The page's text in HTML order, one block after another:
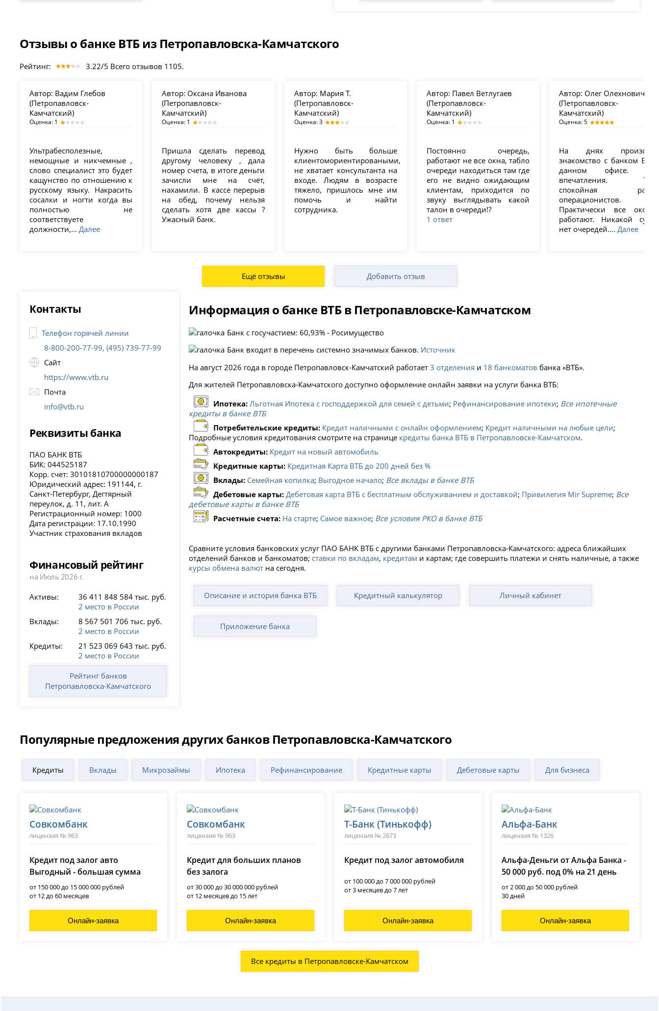
Отзывы о банке ВТБ из Петропавловска-Камчатского
Рейтинг: 3.22/5 Всего отзывов 1105.
Автор: Вадим Глебов
(Петропавловск-
Камчатский)
Оценка: 1
Ультрабесполезные,
немощные и никчемные ,
слово специалист это будет
кащунство по отношению к
русскому языку. Накрасить
сосалки и ногти когда вы
полностью не
соответствуете
должности,...Далее
Автор: Оксана Иванова
(Петропавловск-
Камчатский)
Оценка: 1
Пришла сделать перевод
другому человеку , дала
номер счета, в итоге деньги
зачисли мне на счёт,
нахамили. В кассе перерыв
на обед, почему нельзя
сделать хотя две кассы ?
Ужасный банк.
Автор: Мария Т.
(Петропавловск-
Камчатский)
Оценка: 3
Нужно быть больше
клиентомориентироваными,
не хватает консультанта на
входе. Людям в возрасте
тяжело, пришлось мне им
помочь и найти
сотрудника.
Автор: Павел Ветлугаев
(Петропавловск-
Камчатский)
Оценка: 1
Постоянно очередь,
работают не все окна, табло
очереди находиться там где
его не видно ожидающим
клиентам, приходится по
звуку выглядывать какой
талон в очереди!?
1 ответ
Автор: Олег Олехнович
(Петропавловск-
Камчатский)
Оценка: 5
На днях
знакомство с банком ВТБ
данном офисе.
впечатления.
спокойная
операционистов.
Практически все
работают. Никакой
нет очередей....Далее
Ещё отзывы Добавить отзыв
Контакты
Телефон горячей линии
8-800-200-77-99, (495) 739-77-99
Сайт
https://www.vtb.ru
Почта
info@vtb.ru
Реквизиты банка
ПАО БАНК ВТБ
БИК: 044525187
Корр. счет: 30101810700000000187
Юридический адрес: 191144, г.
Санкт-Петербург, Дегтярный
переулок, д. 11, лит. А
Регистрационный номер: 1000
Дата регистрации: 17.10.1990
Участник страхования вкладов
Финансовый рейтинг
на Июль 2026 г.
Активы:
36 411 848 584 тыс. руб.
2 место в России
Вклады:
8 567 501 706 тыс. руб.
2 место в России
Кредиты:
21 523 069 643 тыс. руб.
2 место в России
Рейтинг банков
Петропавловска-Камчатского
Информация о банке ВТБ в Петропавловске-Камчатском
Банк с госучастием: 60,93% - Росимущество
Банк входит в перечень системно значимых банков. Источник
На август 2026 года в городе Петропавловск-Камчатский работает3 отделения и 18 банкоматов банка «ВТБ».
Для жителей Петропавловска-Камчатского доступно оформление онлайн заявки на услуги банка ВТБ:
Ипотека:Льготная Ипотека с господдержкой для семей с детьми; Рефинансирование ипотеки; Все ипотечные
кредиты в банке ВТБ
Потребительские кредиты: Кредит наличными с онлайн оформлением; Кредит наличными на любые цели;
Подробные условия кредитования смотрите на странице кредиты банка ВТБ в Петропавловске-Камчатском.
Автокредиты: Кредит на новый автомобиль
Кредитные карты: Кредитная Карта ВТБ до 200 дней без %
Вклады: Семейная копилка; Выгодное начало; Все вклады в банке ВТБ
Дебетовые карты:Дебетовая карта ВТБ с бесплатным обслуживанием и доставкой; Привилегия Mir Supreme; Все
дебетовые карты в банке ВТБ
Расчетные счета: На старте; Самое важное; Все условия РКО в банке ВТБ
Сравните условия банковских услуг ПАО БАНК ВТБ с другими банками Петропавловска-Камчатского: адреса ближайших
отделений банков и банкоматов; ставки по вкладам, кредитам и картам; где совершить платежи и снять наличные, а также
курсы обмена валют на сегодня.
Описание и история банка ВТБ Кредитный калькулятор Личный кабинет
Приложение банка
Популярные предложения других банков Петропавловска-Камчатского
Кредиты Вклады Микрозаймы Ипотека Рефинансирование Кредитные карты Дебетовые карты Для бизнеса
Совкомбанк
лицензия № 963
Кредит под залог авто
Выгодный - большая сумма
от 150 000 до 15 000 000 рублей
от 12 до 60 месяцев
Онлайн-заявка
Совкомбанк
лицензия № 963
Кредит для больших планов
без залога
от 30 000 до 30 000 000 рублей
от 12 месяцев до 15 лет
Онлайн-заявка
Т-Банк (Тинькофф)
лицензия № 2673
Кредит под залог автомобиля
от 100 000 до 7 000 000 рублей
от 3 месяцев до 7 лет
Онлайн-заявка
Альфа-Банк
лицензия № 1326
Альфа-Деньги от Альфа Банка -
50 000 руб. под 0% на 21 день
от 2 000 до 50 000 рублей
30 дней
Онлайн-заявка
Все кредиты в Петропавловске-Камчатском